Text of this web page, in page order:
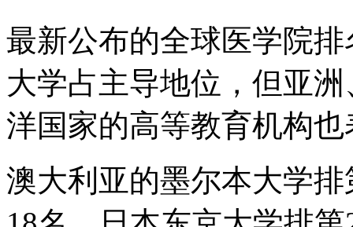
最新公布的全球医学院
大学占主导地位，但亚
洋国家的高等教育机构
澳大利亚的墨尔本大学